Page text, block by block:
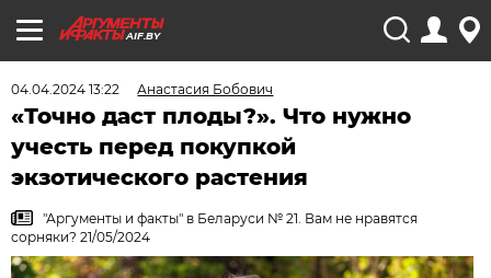
AIF.BY
04.04.2024 13:22 Анастасия Бобович
«Точно даст плоды?». Что нужно
учесть перед покупкой
экзотического растения
"Аргументы и факты" в Беларуси № 21. Вам не нравятся
сорняки? 21/05/2024